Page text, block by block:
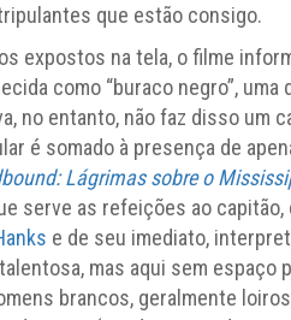
que estão consigo.
expostos na tela, o filme
como “buraco negro”,
no entanto, não faz disso um
é somado à presença de
Lágrimas sobre o
serve as refeições ao
e de seu imediato,
mas aqui sem espaço
brancos, geralmente